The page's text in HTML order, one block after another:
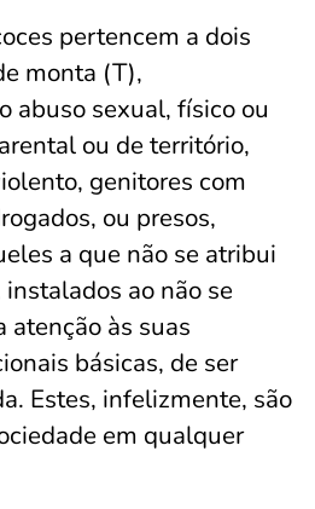
pertencem a dois
monta (T),
abuso sexual, físico ou
ou de território,
genitores com
ou presos,
a que não se atribui
ao não se
atenção às suas
básicas, de ser
Estes, infelizmente, são
em qualquer